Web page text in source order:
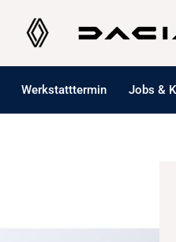
Werkstatttermin Jobs &